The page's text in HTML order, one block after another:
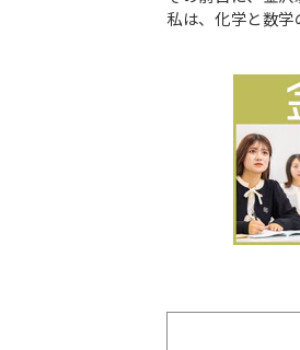
私は、化学と数学